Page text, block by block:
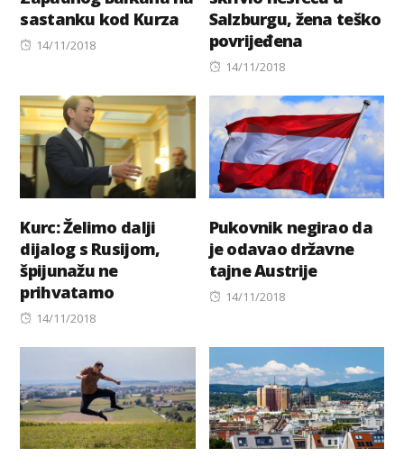
sastanku kod Kurza
Posted
14/11/2018
Salzburgu, žena teško
povrijeđena
Posted
14/11/2018
Kurc: Želimo dalji
dijalog s Rusijom,
špijunažu ne
prihvatamo
Posted
14/11/2018
Pukovnik negirao da
je odavao državne
tajne Austrije
Posted
14/11/2018